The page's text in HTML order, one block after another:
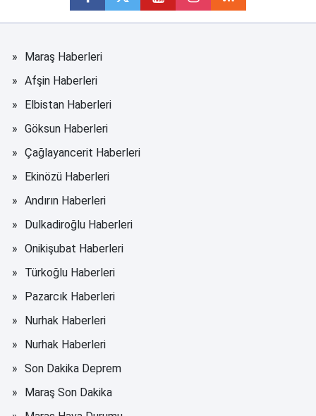
Maraş Haberleri
Afşin Haberleri
Elbistan Haberleri
Göksun Haberleri
Çağlayancerit Haberleri
Ekinözü Haberleri
Andırın Haberleri
Dulkadiroğlu Haberleri
Onikişubat Haberleri
Türkoğlu Haberleri
Pazarcık Haberleri
Nurhak Haberleri
Nurhak Haberleri
Son Dakika Deprem
Maraş Son Dakika